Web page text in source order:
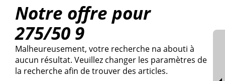
Notre offre pour
275/50 9
Malheureusement, votre recherche na abouti à
aucun résultat. Veuillez changer les paramètres de
la recherche afin de trouver des articles.